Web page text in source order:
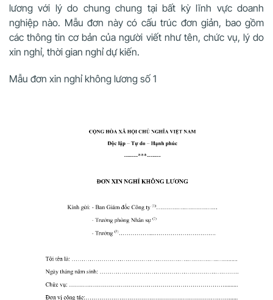
lương với lý do chung chung tại bất kỳ lĩnh vực doanh
nghiệp nào. Mẫu đơn này có cấu trúc đơn giản, bao gồm
các thông tin cơ bản của người viết như tên, chức vụ, lý do
xin nghỉ, thời gian nghỉ dự kiến.
Mẫu đơn xin nghỉ không lương số 1